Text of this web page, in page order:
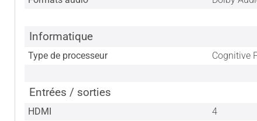
Informatique
Type de processeur Cognitive
Entrées / sorties
HDMI
4